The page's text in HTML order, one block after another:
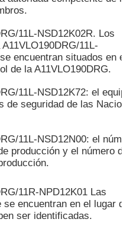
11L-NSD12K02R. Los
11L-
encuentran situados en el
de la A11VLO190DRG.
11L-NSD12K72: el equipo
de seguridad de las
11L-NSD12N00: el
producción y el número de
11R-NPD12K01 Las
encuentran en el lugar de
ser identificadas.